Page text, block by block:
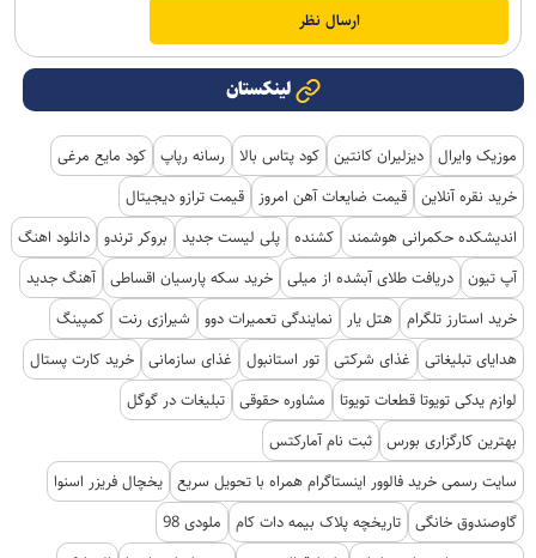
لینکستان
موزیک وایرال دیزلیران کانتین کود پتاس بالا رسانه رپاپ کود مایع مرغی
خرید نقره آنلاین قیمت ضایعات آهن امروز
قیمت ترازو دیجیتال
اندیشکده حکمرانی هوشمند کشنده پلی لیست جدید بروکر ترندو دانلود اهنگ
آپ تیون دریافت طلای آبشده از میلی خرید سکه پارسیان اقساطی آهنگ جدید
خرید استارز تلگرام هتل یار نمایندگی تعمیرات دوو شیرازی رنت کمپینگ
هدایای تبلیغاتی
غذای شرکتی تور استانبول غذای سازمانی خرید کارت پستال
لوازم یدکی تویوتا قطعات تویوتا
مشاوره حقوقی تبلیغات در گوگل
بهترین کارگزاری بورس ثبت نام آمارکتس
سایت رسمی خرید فالوور اینستاگرام همراه با تحویل سریع یخچال فریزر اسنوا
گاوصندوق خانگی تاریخچه پلاک بیمه دات کام
ملودی 98